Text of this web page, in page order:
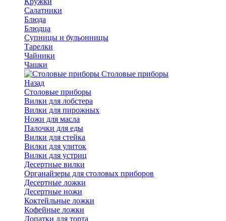
Салатники
Блюда
Блюдца
Супницы и бульонницы
Тарелки
Чайники
Чашки
Cтоловые приборы
Назад
Cтоловые приборы
Вилки для лобстера
Вилки для пирожных
Ножи для масла
Палочки для еды
Вилки для стейка
Вилки для улиток
Вилки для устриц
Десертные вилки
Органайзеры для столовых приборов
Десертные ложки
Десертные ножи
Коктейльные ложки
Кофейные ложки
Лопатки для торта